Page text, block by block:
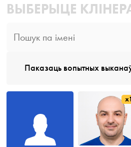
ВЫБЕРЫЦЕ
Паказаць вопытных